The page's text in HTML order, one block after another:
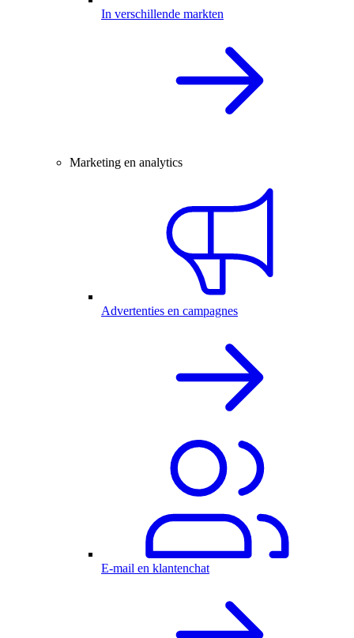
In verschillende markten
Marketing en analytics
Advertenties en campagnes
E-mail en klantenchat